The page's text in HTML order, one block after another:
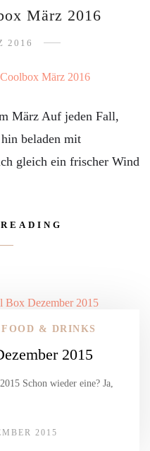
März 2016
2016
März Auf jeden Fall,
beladen mit
gleich ein frischer Wind
FOOD & DRINKS
2015
Schon wieder eine? Ja,
2015